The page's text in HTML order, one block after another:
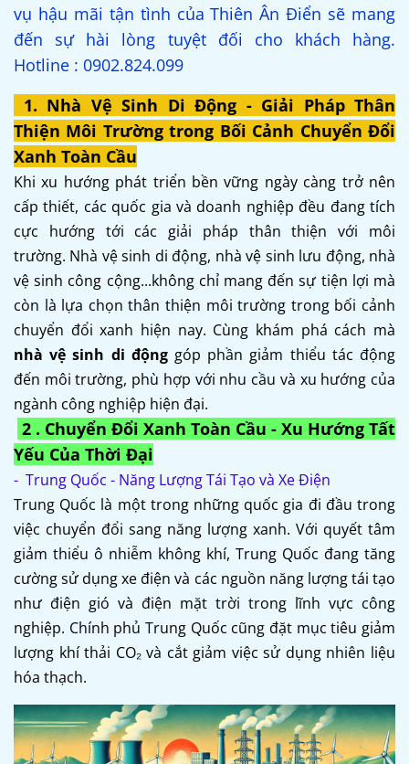
vụ hậu mãi tận tình của Thiên Ân Điển sẽ mang
đến sự hài lòng tuyệt đối cho khách hàng.
Hotline : 0902.824.099
1. Nhà Vệ Sinh Di Động - Giải Pháp Thân
Thiện Môi Trường trong Bối Cảnh Chuyển Đổi
Xanh Toàn Cầu
Khi xu hướng phát triển bền vững ngày càng trở nên
cấp thiết, các quốc gia và doanh nghiệp đều đang tích
cực hướng tới các giải pháp thân thiện với môi
trường. Nhà vệ sinh di động, nhà vệ sinh lưu động, nhà
vệ sinh công cộng...không chỉ mang đến sự tiện lợi mà
còn là lựa chọn thân thiện môi trường trong bối cảnh
chuyển đổi xanh hiện nay. Cùng khám phá cách mà
nhà vệ sinh di độnggóp phần giảm thiểu tác động
đến môi trường, phù hợp với nhu cầu và xu hướng của
ngành công nghiệp hiện đại.
2 . Chuyển Đổi Xanh Toàn Cầu - Xu Hướng Tất
Yếu Của Thời Đại
- Trung Quốc - Năng Lượng Tái Tạo và Xe Điện
Trung Quốc là một trong những quốc gia đi đầu trong
việc chuyển đổi sang năng lượng xanh. Với quyết tâm
giảm thiểu ô nhiễm không khí, Trung Quốc đang tăng
cường sử dụng xe điện và các nguồn năng lượng tái tạo
như điện gió và điện mặt trời trong lĩnh vực công
nghiệp. Chính phủ Trung Quốc cũng đặt mục tiêu giảm
lượng khí thải CO₂ và cắt giảm việc sử dụng nhiên liệu
hóa thạch.